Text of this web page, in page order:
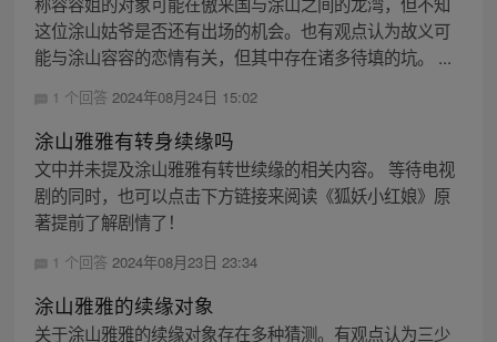
这位涂山姑爷是否还有出场的机会。也有观点认为故义可
能与涂山容容的恋情有关，但其中存在诸多待填的坑。 ...
1 个回答 2024年08月24日 15:02
涂山雅雅有转身续缘吗
文中并未提及涂山雅雅有转世续缘的相关内容。 等待电视
剧的同时，也可以点击下方链接来阅读《狐妖小红娘》原
著提前了解剧情了！
1 个回答 2024年08月23日 23:34
涂山雅雅的续缘对象
关于涂山雅雅的续缘对象存在多种猜测。有观点认为三少